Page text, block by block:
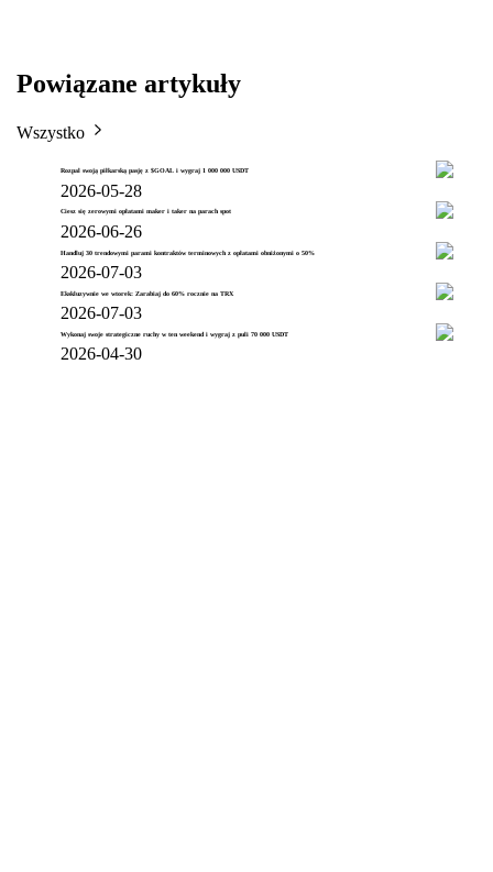
Powiązane artykuły
Wszystko
Rozpal swoją piłkarską pasję z $GOAL i wygraj 1 000 000 USDT
2026-05-28
Ciesz się zerowymi opłatami maker i taker na parach spot
2026-06-26
Handluj 30 trendowymi parami kontraktów terminowych z opłatami obniżonymi o 50%
2026-07-03
Ekskluzywnie we wtorek: Zarabiaj do 60% rocznie na TRX
2026-07-03
Wykonaj swoje strategiczne ruchy w ten weekend i wygraj z puli 70 000 USDT
2026-04-30